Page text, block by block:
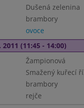
Dušená zelenina
brambory
ovoce
(11:45 - 14:00)
Žampionová
Smažený kuřecí
brambory
rejče